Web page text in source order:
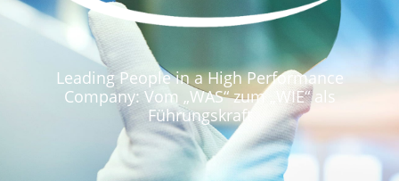
Leading People in a High Performance
Company: Vom „WAS“ zum „WIE“ als
Führungskraft